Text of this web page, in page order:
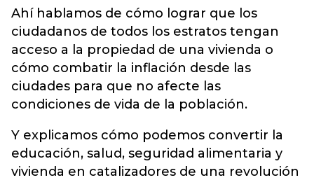
Ahí hablamos de cómo lograr que los
ciudadanos de todos los estratos tengan
acceso a la propiedad de una vivienda o
cómo combatir la inflación desde las
ciudades para que no afecte las
condiciones de vida de la población.
Y explicamos cómo podemos convertir la
educación, salud, seguridad alimentaria y
vivienda en catalizadores de una revolución